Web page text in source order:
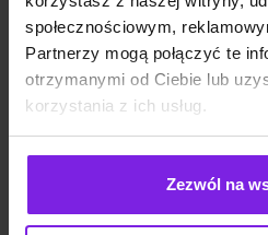
społecznościowym,
Partnerzy mogą połączyć te
otrzymanymi od Ciebie lub
korzystania z ich usług.
Zezwól na